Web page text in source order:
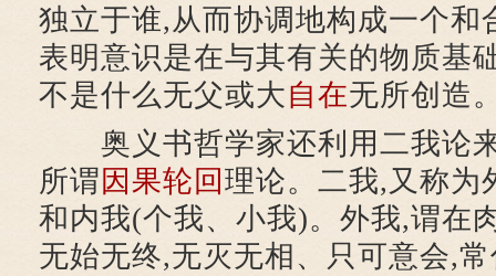
独立于谁,从而协调地构成一个和
表明意识是在与其有关的物质基
不是什么无父或大自在无所创造
奥义书哲学家还利用二我论
所谓 因果轮回 理论。二我,又称为
和内我(个我、小我)。外我,谓在
无始无终,无灭无相、只可意会,